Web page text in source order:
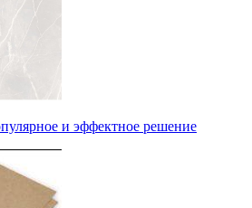
и эффектное решение